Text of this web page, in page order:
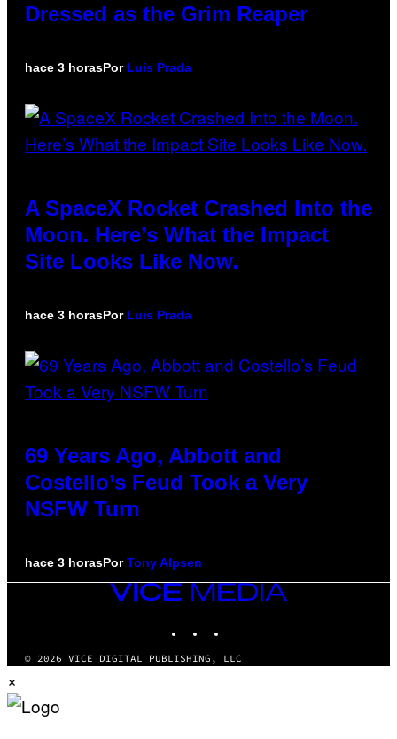
Dressed as the Grim Reaper
hace 3 horasPor Luis Prada
A SpaceX Rocket Crashed Into the
Moon. Here’s What the Impact
Site Looks Like Now.
hace 3 horasPor Luis Prada
69 Years Ago, Abbott and
Costello’s Feud Took a Very
NSFW Turn
hace 3 horasPorTony Alpsen
VICE
MEDIA
© 2026 VICE DIGITAL PUBLISHING, LLC
×